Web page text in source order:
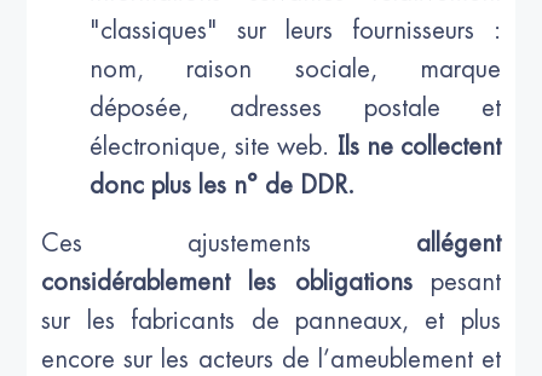
"classiques" sur leurs fournisseurs :
nom, raison sociale, marque
déposée, adresses postale et
électronique, site web. Ils ne collectent
donc plus les n° de DDR.
Ces ajustements allégent
considérablement les obligationspesant
sur les fabricants de panneaux, et plus
encore sur les acteurs de l’ameublement et